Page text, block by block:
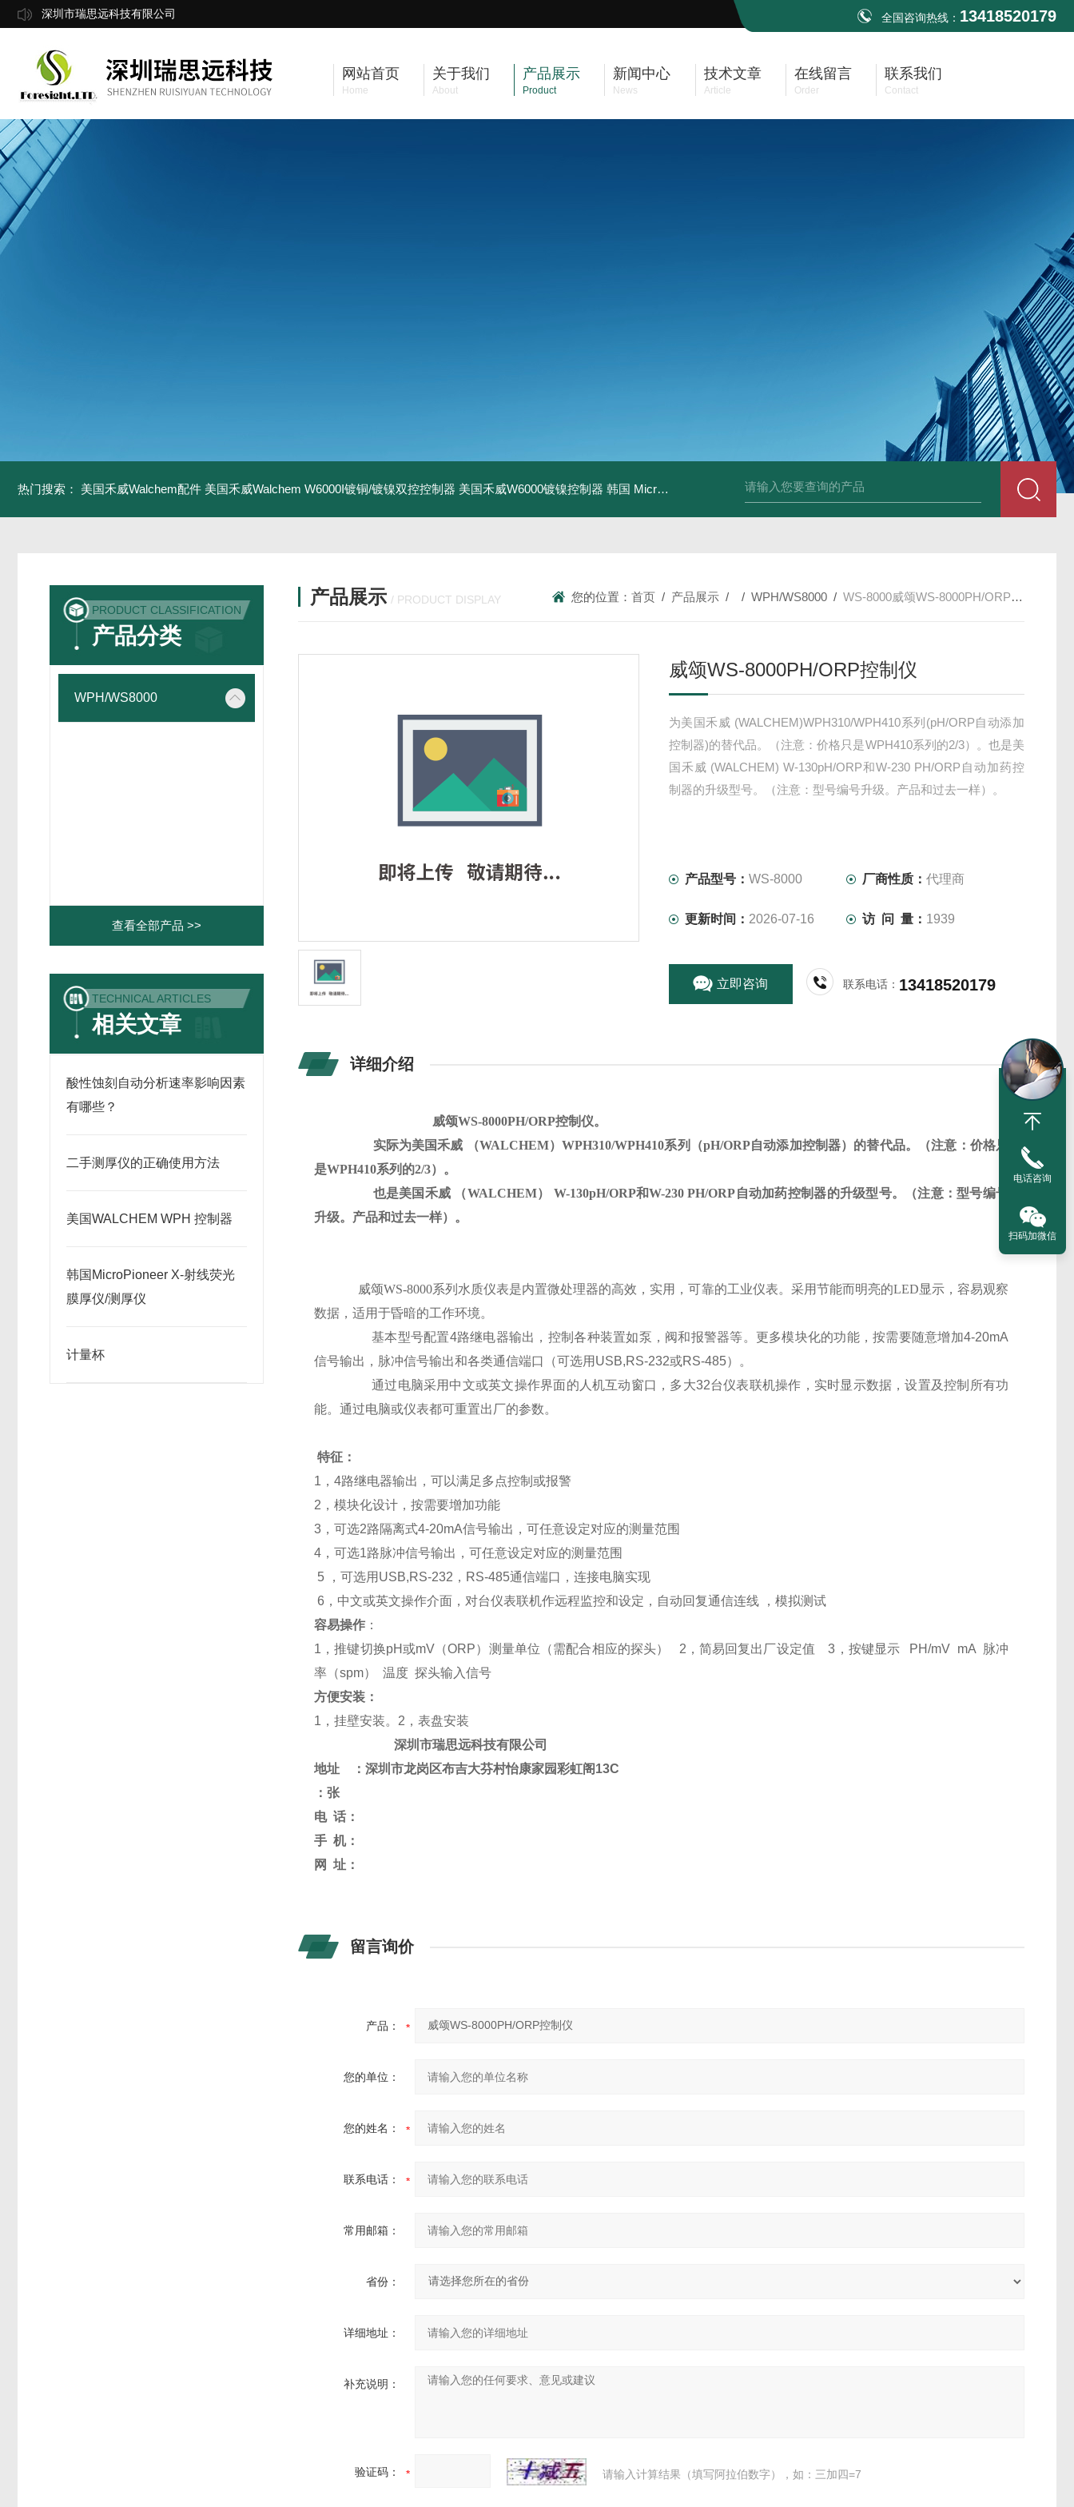
深圳市瑞思远科技有限公司 全国咨询热线： 13418520179
网站首页
Home
关于我们
About
产品展示
Product
新闻中心
News
技术文章
Article
在线留言
Order
联系我们
Contact
热门搜索： 美国禾威Walchem配件 美国禾威Walchem W6000I镀铜/镀镍双控控制器 美国禾威W6000镀镍控制器 韩国 MicroPioneerXRF-2020 X射线荧光膜厚仪 韩国XRF-2020系列膜厚仪/测厚仪/X光机
PRODUCT CLASSIFICATION
产品分类
WPH/WS8000
查看全部产品 >>
TECHNICAL ARTICLES
相关文章
酸性蚀刻自动分析速率影响因素
有哪些？
二手测厚仪的正确使用方法
美国WALCHEM WPH 控制器
韩国MicroPioneer X-射线荧光
膜厚仪/测厚仪
计量杯
产品展示 / PRODUCT DISPLAY 您的位置：首页 / 产品展示 / /WPH/WS8000 /WS-8000威颂WS-8000PH/ORP控制仪
威颂WS-8000PH/ORP控制仪
为美国禾威 (WALCHEM)WPH310/WPH410系列(pH/ORP自动添加
控制器)的替代品。（注意：价格只是WPH410系列的2/3）。也是美
国禾威 (WALCHEM) W-130pH/ORP和W-230 PH/ORP自动加药控
制器的升级型号。（注意：型号编号升级。产品和过去一样）。
产品型号： WS-8000 厂商性质：代理商
更新时间： 2026-07-16 访 问 量： 1939
立即咨询 联系电话： 13418520179
详细介绍
威颂WS-8000PH/ORP控制仪。
实际为美国禾威 （WALCHEM）WPH310/WPH410系列 （pH/ORP自动添加控制器） 的替代品。（注意：价格只
是WPH410系列的2/3）。
也是美国禾威 （WALCHEM） W-130pH/ORP和W-230 PH/ORP自动加药控制器的升级型号。（注意：型号编号
升级。产品和过去一样）。
威颂WS-8000系列水质仪表是内置微处理器的高效，实用，可靠的工业仪表。采用节能而明亮的LED显示，容易观察
数据，适用于昏暗的工作环境。
基本型号配置4路继电器输出，控制各种装置如泵，阀和报警器等。更多模块化的功能，按需要随意增加4-20mA
信号输出，脉冲信号输出和各类通信端口（可选用 USB,RS-232或RS-485）。
通过电脑采用中文或英文操作界面的人机互动窗口，多大32台仪表联机操作，实时显示数据，设置及控制所有功
能。通过电脑或仪表都可重置出厂的参数。
特征：
1 ，4路继电器输出，可以满足多点控制或报警
2 ，模块化设计，按需要增加功能
3 ，可选2路隔离式4-20mA信号输出，可任意设定对应的测量范围
4 ，可选1路脉冲信号输出，可任意设定对应的测量范围
5
，可选用 USB,RS-232 ， RS-485通信端口，连接电脑实现
6 ，中文或英文操作介面，对台仪表联机作远程监控和设定，自动回复通信连线 ，模拟测试
容易操作 ：
1 ，推键切换pH或mV （ORP）测量单位（需配合相应的探头） 2 ，简易回复出厂设定值 3 ，按键显示 PH/mV mA
脉冲
率（spm） 温度 探头输入信号
方便安装：
1 ，挂壁安装。 2 ，表盘安装
深圳市瑞思远科技有限公司
地址 ：深圳市龙岗区布吉大芬村怡康家园彩虹阁13C
：张
电 话：
手 机：
网
址：
留言询价
产品：
您的单位：
您的姓名：
联系电话：
常用邮箱：
省份：
详细地址：
补充说明：
验证码： 请输入计算结果（填写阿拉伯数字），如：三加四=7
电话咨询
扫码加微信